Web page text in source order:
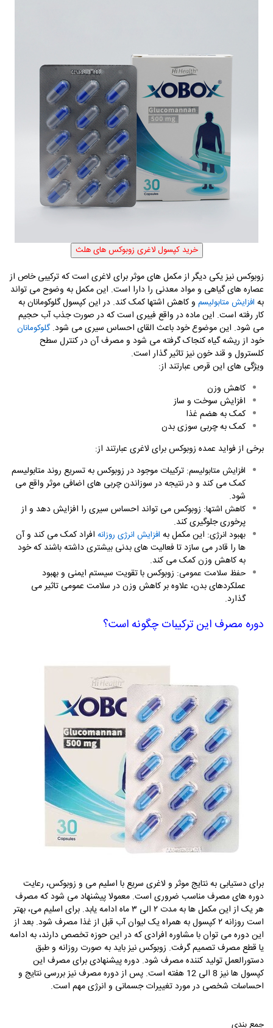
زوبوکس نیز یکی دیگر از مکمل های موثر برای لاغری است که ترکیبی خاص از
عصاره های گیاهی و مواد معدنی را دارا است. این مکمل به وضوح می تواند
به افزایش متابولیسم و کاهش اشتها کمک کند. در این کپسول گلوکومانان به
کار رفته است. این ماده در واقع فیبری است که در صورت جذب آب حجیم
می شود. این موضوع خود باعث القای احساس سیری می شود.گلوکومانان
خود از ریشه گیاه کنجاک گرفته می شود و مصرف آن در کنترل سطح
کلسترول و قند خون نیز تاثیر گذار است.
ویژگی های این قرص عبارتند از:
کاهش وزن
افزایش سوخت و ساز
کمک به هضم غذا
کمک به چربی سوزی بدن
برخی از فواید عمده زوبوکس برای لاغری عبارتند از:
افزایش متابولیسم: ترکیبات موجود در زوبوکس به تسریع روند متابولیسم
کمک می کند و در نتیجه در سوزاندن چربی های اضافی موثر واقع می
شود.
کاهش اشتها: زوبوکس می تواند احساس سیری را افزایش دهد و از
پرخوری جلوگیری کند.
بهبود انرژی: این مکمل به افزایش انرژی روزانه افراد کمک می کند و آن
ها را قادر می سازد تا فعالیت های بدنی بیشتری داشته باشند که خود
به کاهش وزن کمک می کند.
حفظ سلامت عمومی: زوبوکس با تقویت سیستم ایمنی و بهبود
عملکردهای بدن، علاوه بر کاهش وزن در سلامت عمومی تاثیر می
گذارد.
دوره مصرف این ترکیبات چگونه است؟
برای دستیابی به نتایج موثر و لاغری سریع با اسلیم می و زوبوکس، رعایت
دوره های مصرف مناسب ضروری است. معمولا پیشنهاد می شود که مصرف
هر یک از این مکمل ها به مدت ۲ الی ۳ ماه ادامه یابد.
برای اسلیم می، بهتر
است روزانه ۲ کپسول به همراه یک لیوان آب قبل از غذا مصرف شود. بعد از
این دوره می توان با مشاوره افرادی که در این حوزه تخصص دارند، به ادامه
یا قطع مصرف تصمیم گرفت. زوبوکس نیز باید به صورت روزانه و طبق
دستورالعمل تولید کننده مصرف شود. دوره پیشنهادی برای مصرف این
کپسول ها نیز 8 الی 12 هفته است. پس از دوره مصرف نیز بررسی نتایج و
احساسات شخصی در مورد تغییرات جسمانی و انرژی مهم است.
جمع بندی